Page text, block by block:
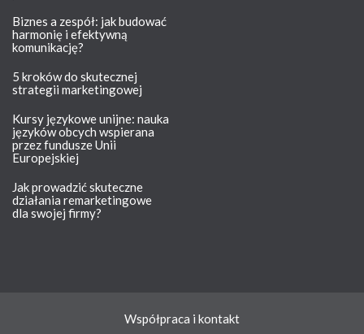
Biznes a zespół: jak budować
harmonię i efektywną
komunikację?
5 kroków do skutecznej
strategii marketingowej
Kursy językowe unijne: nauka
języków obcych wspierana
przez fundusze Unii
Europejskiej
Jak prowadzić skuteczne
działania remarketingowe
dla swojej firmy?
Współpraca i kontakt